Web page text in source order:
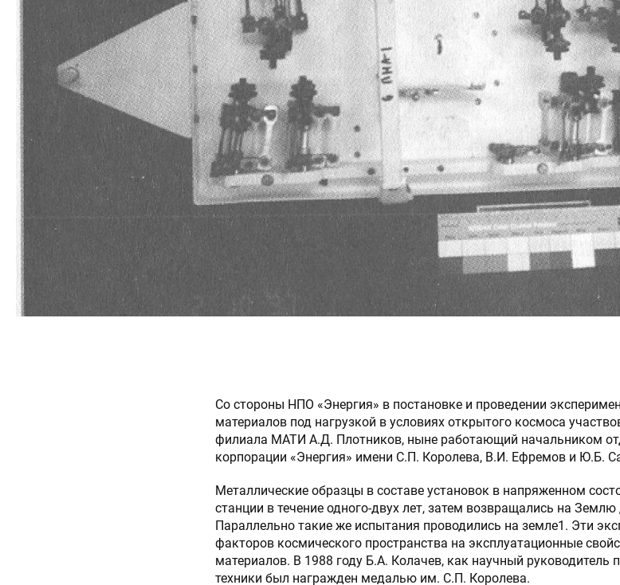
Со стороны НПО «Энергия» в постановке и проведении
материалов под нагрузкой в условиях открытого космоса
филиала МАТИ А.Д. Плотников, ныне работающий начальником
корпорации «Энергия» имени С.П. Королева, В.И. Ефремов и Ю.Б.
Металлические образцы в составе установок в напряженном
станции в течение одного-двух лет, затем возвращались на
Параллельно такие же испытания проводились на земле1. Эти
факторов космического пространства на эксплуатационные
материалов. В 1988 году Б.А. Колачев, как научный руководитель
техники был награжден медалью им. С.П. Королева.